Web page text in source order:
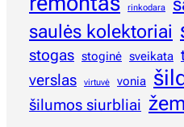
rinkodara
saulės kolektoriai
stogas stoginė sveikata
verslas virtuvė vonia
šilumos siurbliai